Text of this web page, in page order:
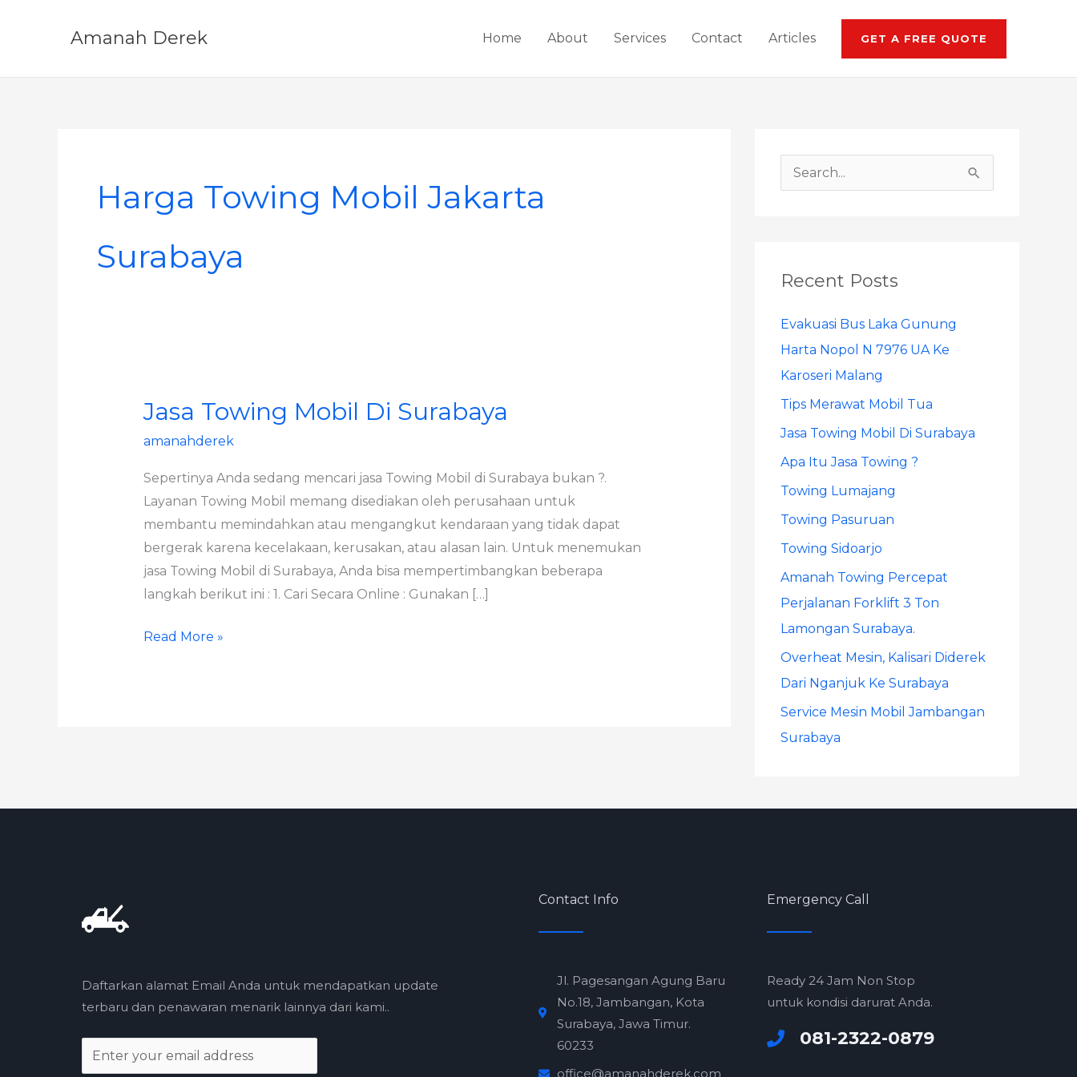
Amanah Derek Home About Services Contact Articles GET A FREE QUOTE
Harga Towing Mobil Jakarta
Surabaya
Jasa Towing Mobil Di Surabaya
amanahderek
Sepertinya Anda sedang mencari jasa Towing Mobil di Surabaya bukan ?.
Layanan Towing Mobil memang disediakan oleh perusahaan untuk
membantu memindahkan atau mengangkut kendaraan yang tidak dapat
bergerak karena kecelakaan, kerusakan, atau alasan lain. Untuk menemukan
jasa Towing Mobil di Surabaya, Anda bisa mempertimbangkan beberapa
langkah berikut ini : 1. Cari Secara Online : Gunakan […]
Jasa
Di
Surabaya
Read More »
c
f
o
r
Recent Posts
Evakuasi Bus Laka Gunung
Harta Nopol N 7976 UA Ke
Karoseri Malang
Tips Merawat Mobil Tua
Jasa Towing Mobil Di Surabaya
Apa Itu Jasa Towing ?
Towing Lumajang
Towing Pasuruan
Towing Sidoarjo
Amanah Towing Percepat
Perjalanan Forklift 3 Ton
Lamongan Surabaya.
Overheat Mesin, Kalisari Diderek
Dari Nganjuk Ke Surabaya
Service Mesin Mobil Jambangan
Surabaya
Daftarkan alamat Email Anda untuk mendapatkan update
terbaru dan penawaran menarik lainnya dari kami..
m
Contact Info
Jl. Pagesangan Agung Baru
No.18, Jambangan, Kota
Surabaya, Jawa Timur.
60233
office@amanahderek.com
Emergency Call
Ready 24 Jam Non Stop
untuk kondisi darurat Anda.
081-2322-0879